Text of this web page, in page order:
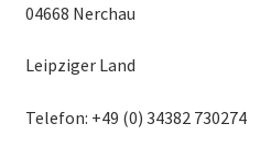
04668 Nerchau
Leipziger Land
Telefon: +49 (0) 34382 730274